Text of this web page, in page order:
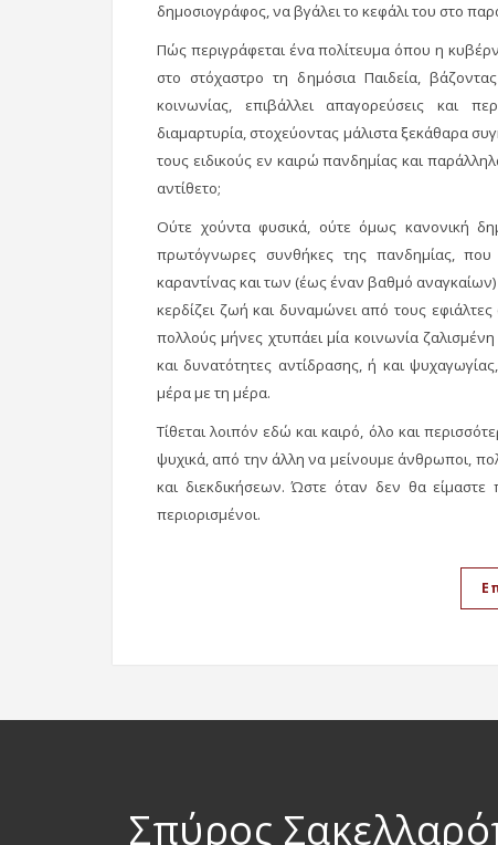
δημοσιογράφος, να βγάλει το κεφάλι του στο
Πώς περιγράφεται ένα πολίτευμα όπου η
στο στόχαστρο τη δημόσια Παιδεία,
κοινωνίας, επιβάλλει απαγορεύσεις και
διαμαρτυρία, στοχεύοντας μάλιστα ξεκάθαρα
τους ειδικούς εν καιρώ πανδημίας και
αντίθετο;
Ούτε χούντα φυσικά, ούτε όμως κανονική
πρωτόγνωρες συνθήκες της πανδημίας,
καραντίνας και των (έως έναν βαθμό
κερδίζει ζωή και δυναμώνει από τους
πολλούς μήνες χτυπάει μία κοινωνία
και δυνατότητες αντίδρασης, ή και
μέρα με τη μέρα.
Τίθεται λοιπόν εδώ και καιρό, όλο και
ψυχικά, από την άλλη να μείνουμε άνθρωποι,
και διεκδικήσεων. Ώστε όταν δεν θα
περιορισμένοι.
Σπύρος